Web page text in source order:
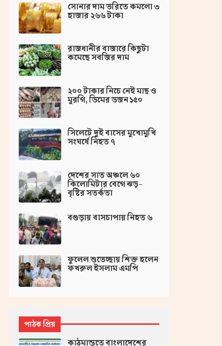
সোনার দাম ভরিতে কমলো ৩
হাজার ২৬৬ টাকা
রাজধানীর বাজারে কিছুটা
কমেছে সবজির দাম
২০০ টাকার নিচে নেই মাছ ও
মুরগি, ডিমের ডজন ১৫০
সিলেটে দুই বাসের মুখোমুখি
সংঘর্ষে নিহত ৭
দেশের সাত অঞ্চলে ৬০
কিলোমিটার বেগে ঝড়-
বৃষ্টির সতর্কতা
বগুড়ায় বাসচাপায় নিহত ৬
ফুলেল শুভেচ্ছায় শিক্ত হলেন
ফখরুল ইসলাম এমপি
পাঠক প্রিয়
কাঠমান্ডুতে বাংলাদেশের